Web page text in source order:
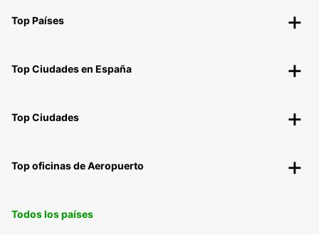
Top Países
Top Ciudades en España
Top Ciudades
Top oficinas de Aeropuerto
Todos los países